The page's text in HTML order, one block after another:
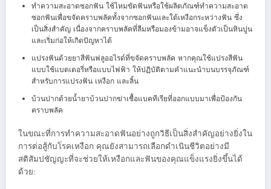
ทำความสะอาดซอกฟัน ใช้ไหมขัดฟันหรือใช้ผลิตภัณฑ์ทำความสะอาด
ซอกฟันเพื่อขจัดคราบพลัคทั้งจากซอกฟันและใต้เหงือกระหว่างฟัน ซึ่ง
เป็นสิ่งสำคัญ เนื่องจากคราบพลัคที่ลืมหรือมองข้ามอาจแข็งตัวเป็นหินปูน
และเริ่มก่อให้เกิดปัญหาได้
แปรงฟันด้วยยาสีฟันฟลูออไรด์ที่ขจัดคราบพลัค หากคุณใช้แปรงสีฟัน
แบบใช้แบตเตอรี่หรือแบบไฟฟ้า ให้ปฏิบัติตามคำแนะนำบนบรรจุภัณฑ์
สำหรับการแปรงฟัน เหงือก และลิ้น
บ้วนปากด้วยน้ำยาบ้วนปากฆ่าเชื้อแบคทีเรียที่ออกแบบมาเพื่อป้องกัน
คราบพลัค
ในขณะที่การทำความสะอาดฟันอย่างถูกวิธีเป็นสิ่งสำคัญอย่างยิ่งใน
การต่อสู้กับโรคเหงือก คุณยังสามารถเลือกดำเนินชีวิตอย่างมี
สติสัมปชัญญะที่จะช่วยให้เหงือกและฟันของคุณแข็งแรงยิ่งขึ้นได้
ด้วย: